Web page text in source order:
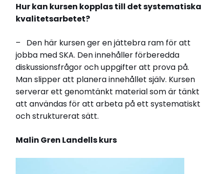
Hur kan kursen kopplas till det systematiska
kvalitetsarbetet?
– Den här kursen ger en jättebra ram för att
jobba med SKA. Den innehåller förberedda
diskussionsfrågor och uppgifter att prova på.
Man slipper att planera innehållet själv. Kursen
serverar ett genomtänkt material som är tänkt
att användas för att arbeta på ett systematiskt
och strukturerat sätt.
Malin Gren Landells kurs